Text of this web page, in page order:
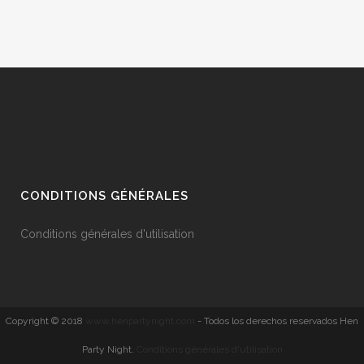
CONDITIONS GÉNÉRALES
Conditions générales d'utilisation
Copyright © 2018 - Todos los derechos reservados Hen
Party Night.